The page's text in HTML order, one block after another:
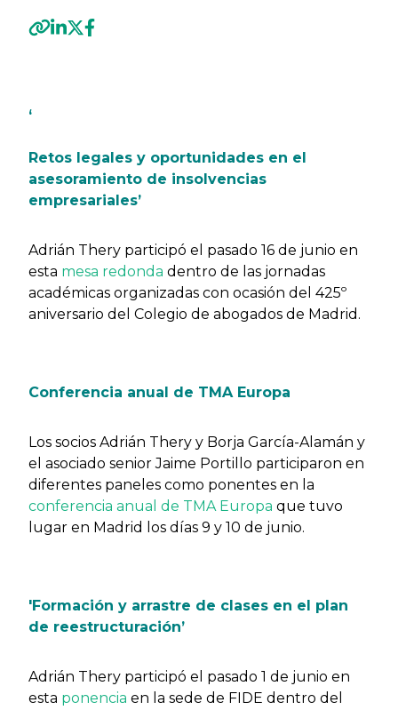
‘
Retos legales y oportunidades en el
asesoramiento de insolvencias
empresariales’
Adrián Thery participó el pasado 16 de junio en
esta mesa redonda dentro de las jornadas
académicas organizadas con ocasión del 425º
aniversario del Colegio de abogados de Madrid.
Conferencia anual de TMA Europa
Los socios Adrián Thery y Borja García-Alamán y
el asociado senior Jaime Portillo participaron en
diferentes paneles como ponentes en la
conferencia anual de TMA Europa que tuvo
lugar en Madrid los días 9 y 10 de junio.
'Formación y arrastre de clases en el plan
de reestructuración’
Adrián Thery participó el pasado 1 de junio en
esta ponencia en la sede de FIDE dentro del